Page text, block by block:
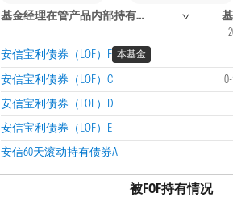
基金经理在管产品内部持有信息
安信宝利债券（LOF）F 本基金
安信宝利债券（LOF）C
安信宝利债券（LOF）D
安信宝利债券（LOF）E
安信60天滚动持有债券A
被FOF持有情况